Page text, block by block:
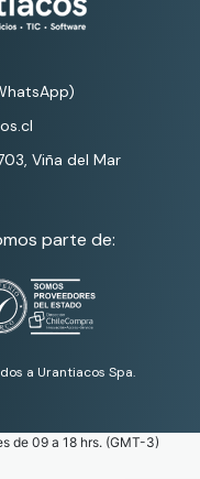
Viña del Mar
parte de:
a Urantiacos Spa.
de 09 a 18 hrs. (GMT-3)